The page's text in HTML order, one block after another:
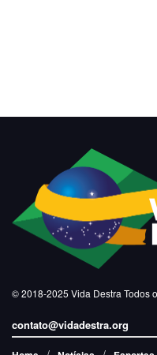
© 2018-2025 Vida Destra Todos
contato@vidadestra.org